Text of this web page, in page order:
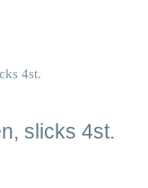
slicks 4st.